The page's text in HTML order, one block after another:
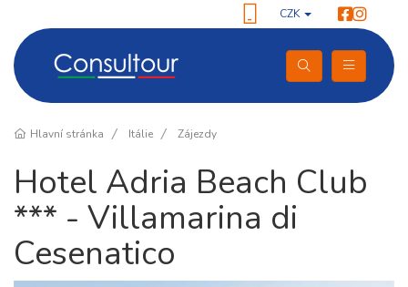
CZK
Hlavní stránka Itálie Zájezdy
Hotel Adria Beach Club
*** - Villamarina di
Cesenatico